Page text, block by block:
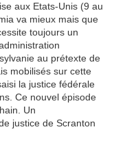
aux Etats-Unis (9 au
va mieux mais que
toujours un
au prétexte de
mobilisés sur cette
la justice fédérale
Ce nouvel épisode
Un
justice de Scranton